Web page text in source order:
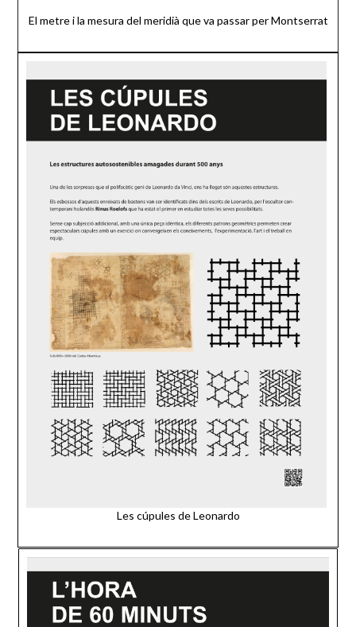
El metre i la mesura del meridià que va passar per Montserrat
Les cúpules de Leonardo